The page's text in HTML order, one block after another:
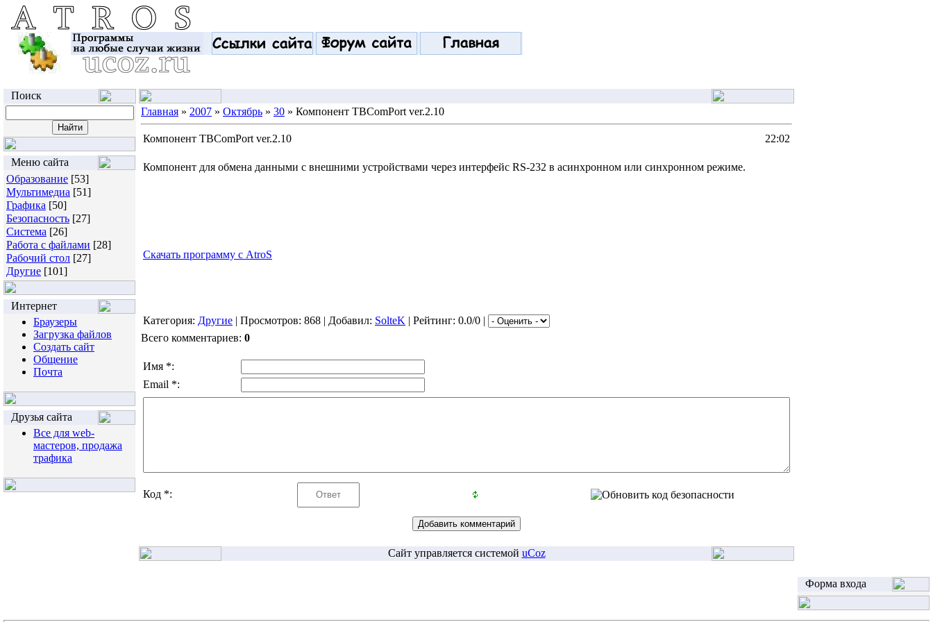
Поиск
Меню сайта
Образование [53]
Мультимедиа [51]
Графика [50]
Безопасность [27]
Система [26]
Работа с файлами [28]
Рабочий стол [27]
Другие [101]
Интернет
Браузеры
Загрузка файлов
Создать сайт
Общение
Почта
Друзья сайта
Все для web-
мастеров, продажа
трафика
Главная » 2007 » Октябрь » 30 » Компонент TBComPort ver.2.10
Компонент TBComPort ver.2.10 22:02
Компонент для обмена данными с внешними устройствами через интерфейс RS-232 в асинхронном или синхронном режиме.
Скачать программу с AtroS
Категория: Другие | Просмотров: 868 | Добавил: SolteK | Рейтинг: 0.0/0 |
Всего комментариев: 0
Имя *:
Email *:
Код *:
Сайт управляется системой uCoz
Форма входа